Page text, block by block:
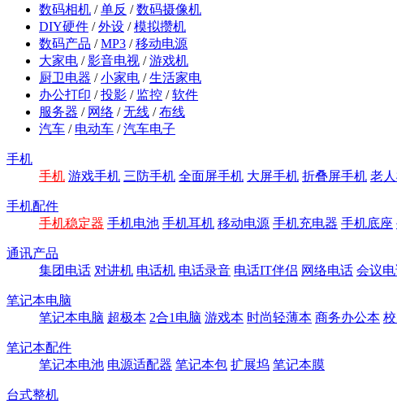
数码相机 /单反 /数码摄像机
DIY硬件 /外设 /模拟攒机
数码产品 /MP3 /移动电源
大家电 /影音电视 /游戏机
厨卫电器 /小家电 /生活家电
办公打印 /投影 / 监控 /软件
服务器 / 网络 /无线 /布线
汽车 / 电动车 /汽车电子
手机
手机 游戏手机 三防手机 全面屏手机 大屏手机 折叠屏手机 老
手机配件
手机稳定器 手机电池 手机耳机 移动电源 手机充电器 手机底座
通讯产品
集团电话 对讲机 电话机 电话录音 电话IT伴侣 网络电话 会议
笔记本电脑
笔记本电脑 超极本 2合1电脑 游戏本 时尚轻薄本 商务办公本
笔记本配件
笔记本电池 电源适配器 笔记本包 扩展坞 笔记本膜
台式整机